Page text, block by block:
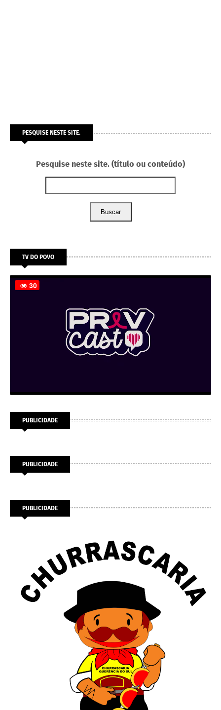
PESQUISE NESTE SITE.
Pesquise neste site. (título ou conteúdo)
Buscar
TV DO POVO
PUBLICIDADE
PUBLICIDADE
PUBLICIDADE